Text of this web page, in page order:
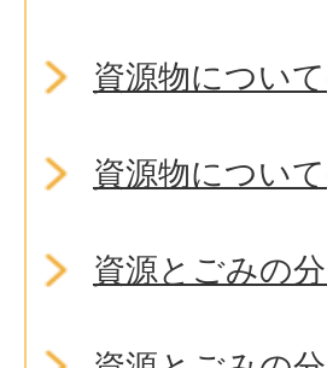
資源物につい
資源物につい
資源とごみの